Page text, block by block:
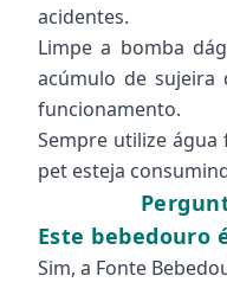
acidentes.
Limpe a bomba
acúmulo de sujeira
funcionamento.
Sempre utilize
pet esteja
Este bebedouro
Sim, a Fonte